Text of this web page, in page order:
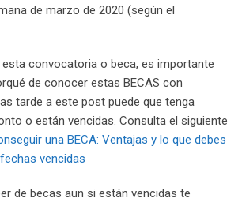
de marzo de 2020 (según el
esta convocatoria o beca, es importante
de conocer estas BECAS con
tarde a este post puede que tenga
o están vencidas. Consulta el siguiente
una BECA: Ventajas y lo que debes
vencidas
de becas aun si están vencidas te